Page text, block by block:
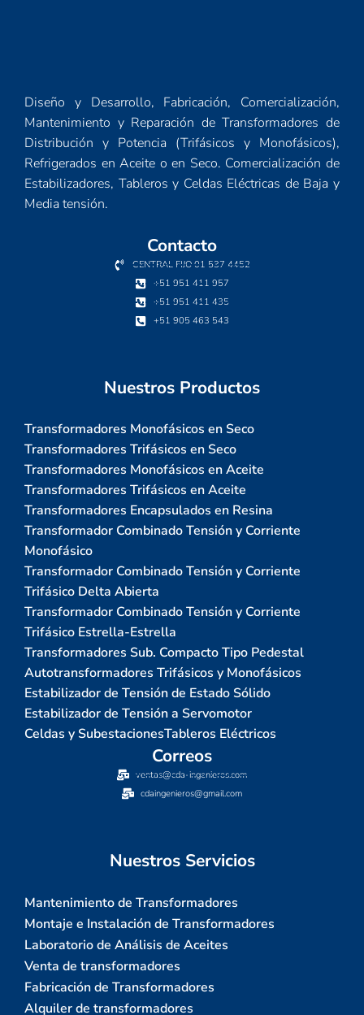
Diseño y Desarrollo, Fabricación, Comercialización,
Mantenimiento y Reparación de Transformadores de
Distribución y Potencia (Trifásicos y Monofásicos),
Refrigerados en Aceite o en Seco. Comercialización de
Estabilizadores, Tableros y Celdas Eléctricas de Baja y
Media tensión.
Contacto
CENTRAL FIJO 01 537 4452
+51 951 411 957
+51 951 411 435
+51 905 463 543
Nuestros Productos
Transformadores Monofásicos en Seco
Transformadores Trifásicos en Seco
Transformadores Monofásicos en Aceite
Transformadores Trifásicos en Aceite
Transformadores Encapsulados en Resina
Transformador Combinado Tensión y Corriente
Monofásico
Transformador Combinado Tensión y Corriente
Trifásico Delta Abierta
Transformador Combinado Tensión y Corriente
Trifásico Estrella-Estrella
Transformadores Sub. Compacto Tipo Pedestal
Autotransformadores Trifásicos y Monofásicos
Estabilizador de Tensión de Estado Sólido
Estabilizador de Tensión a Servomotor
Celdas y SubestacionesTableros Eléctricos
Correos
ventas@cda-ingenieros.com
cdaingenieros@gmail.com
Nuestros Servicios
Mantenimiento de Transformadores
Montaje e Instalación de Transformadores
Laboratorio de Análisis de Aceites
Venta de transformadores
Fabricación de Transformadores
Alquiler de transformadores